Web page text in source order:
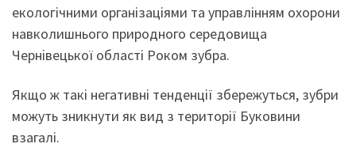
екологічними організаціями та управлінням охорони
навколишнього природного середовища
Чернівецької області Роком зубра.
Якщо ж такі негативні тенденції збережуться, зубри
можуть зникнути як вид з території Буковини
взагалі.